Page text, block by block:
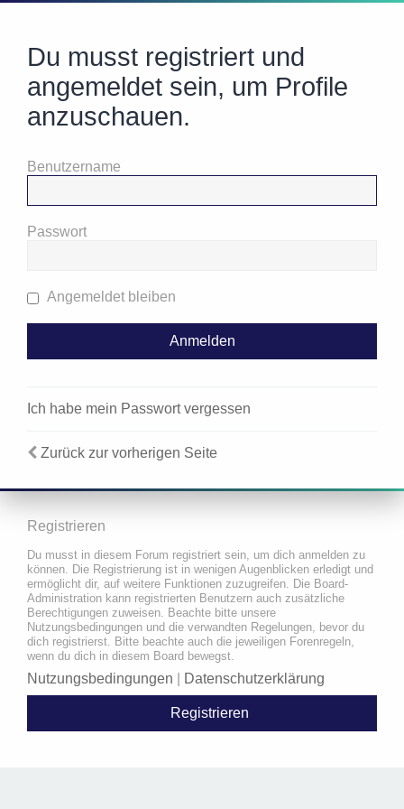
Du musst registriert und
angemeldet sein, um Profile
anzuschauen.
Benutzername
Passwort
Angemeldet bleiben
Ich habe mein Passwort vergessen
Zurück zur vorherigen Seite
Registrieren
Du musst in diesem Forum registriert sein, um dich anmelden zu
können. Die Registrierung ist in wenigen Augenblicken erledigt und
ermöglicht dir, auf weitere Funktionen zuzugreifen. Die Board-
Administration kann registrierten Benutzern auch zusätzliche
Berechtigungen zuweisen. Beachte bitte unsere
Nutzungsbedingungen und die verwandten Regelungen, bevor du
dich registrierst. Bitte beachte auch die jeweiligen Forenregeln,
wenn du dich in diesem Board bewegst.
Nutzungsbedingungen Datenschutzerklärung
Registrieren